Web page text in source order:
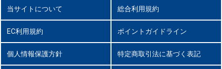
当サイトについて 総合利用規約
EC利用規約 ポイントガイドライン
個人情報保護方針 特定商取引法に基づく表記